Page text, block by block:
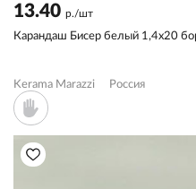
13.40 р./шт
Карандаш Бисер белый 1,4x20
Kerama Marazzi Россия